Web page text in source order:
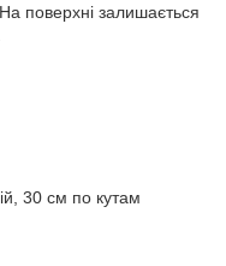
поверхні залишається
30 см по кутам